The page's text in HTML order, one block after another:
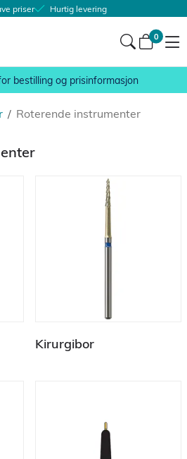
priser Hurtig levering
0
bestilling og prisinformasjon
/ Roterende instrumenter
Kirurgibor